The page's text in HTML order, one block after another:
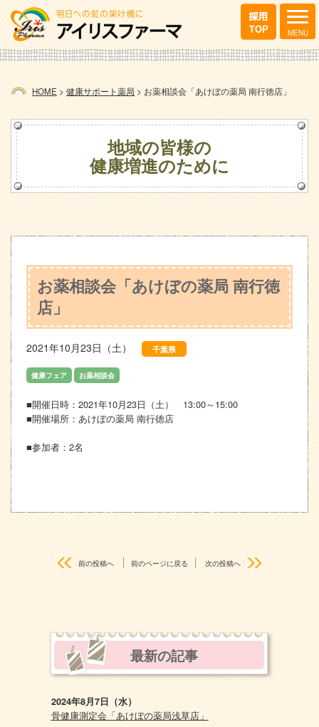
HOME > 健康サポート薬局 > お薬相談会「あけぼの薬局 南行徳店」
地域の皆様の
健康増進のために
お薬相談会「あけぼの薬局 南行徳
店」
2021年10月23日（土） 千葉県
健康フェア お薬相談会
■開催日時：2021年10月23日（土） 13:00～15:00
■開催場所：あけぼの薬局 南行徳店
■参加者：2名
前の投稿へ 前のページに戻る 次の投稿へ
最新の記事
2024年8月7日（水）
骨健康測定会「あけぼの薬局浅草店」